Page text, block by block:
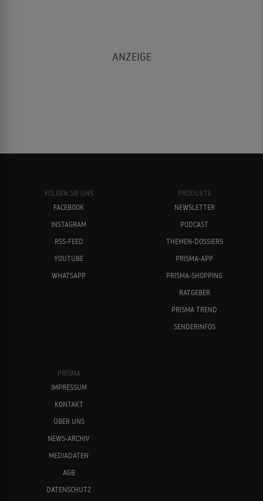
FOLGEN SIE UNS
FACEBOOK
INSTAGRAM
RSS-FEED
YOUTUBE
WHATSAPP
PRODUKTE
NEWSLETTER
PODCAST
THEMEN-DOSSIERS
PRISMA-APP
PRISMA-SHOPPING
RATGEBER
PRISMA TREND
SENDERINFOS
PRISMA
IMPRESSUM
KONTAKT
ÜBER UNS
NEWS-ARCHIV
MEDIADATEN
AGB
DATENSCHUTZ